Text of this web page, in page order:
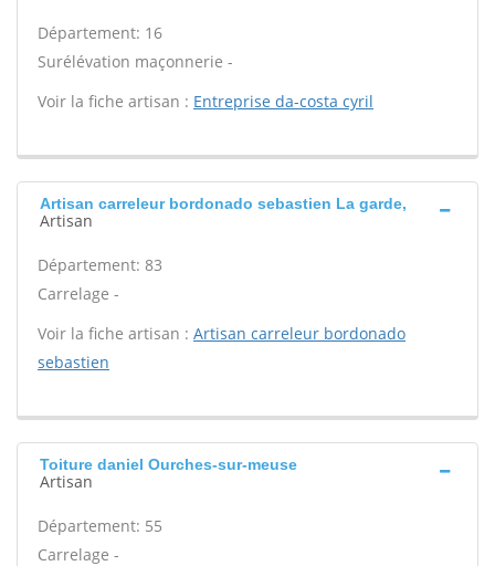
Département: 16
Surélévation maçonnerie -
Voir la fiche artisan : Entreprise da-costa cyril
Artisan carreleur bordonado sebastien La garde,
Artisan
Département: 83
Carrelage -
Voir la fiche artisan : Artisan carreleur bordonado
sebastien
Toiture daniel Ourches-sur-meuse
Artisan
Département: 55
Carrelage -